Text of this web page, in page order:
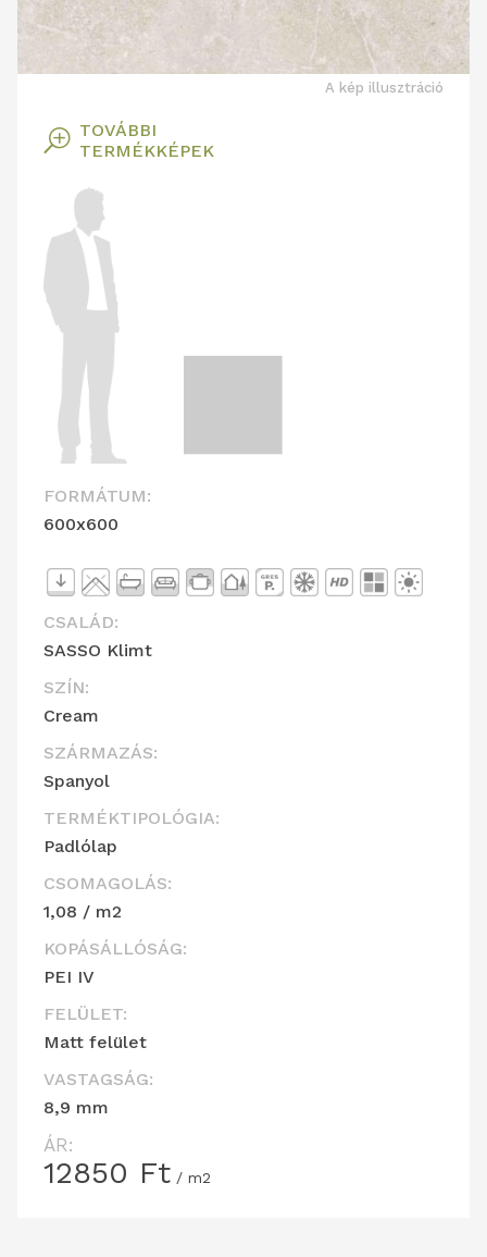
A kép illusztráció
T TOVÁBBI
TERMÉKKÉPEK
FORMÁTUM:
600x600
CSALÁD:
SASSO Klimt
SZÍN:
Cream
SZÁRMAZÁS:
Spanyol
TERMÉKTIPOLÓGIA:
Padlólap
CSOMAGOLÁS:
1,08 / m2
KOPÁSÁLLÓSÁG:
PEI IV
FELÜLET:
Matt felület
VASTAGSÁG:
8,9 mm
ÁR:
12850 Ft / m2